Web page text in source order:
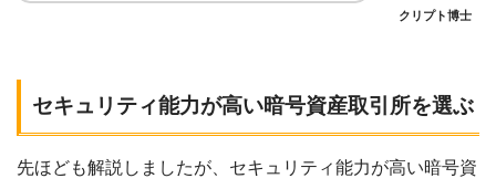
クリプト博士
セキュリティ能力が高い暗号資産取引所を選ぶ
先ほども解説しましたが、セキュリティ能力が高い暗号資